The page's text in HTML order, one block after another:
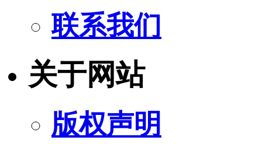
联系我们
关于网站
版权声明